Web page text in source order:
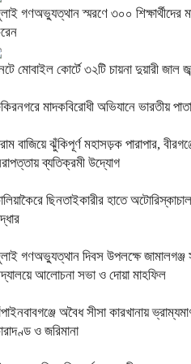
গণঅভ্যুত্থান স্মরণে ৩০০ শিক্ষার্থীদের
মোবাইল কোর্টে ৩২টি চায়না দুয়ারী জাল
মাদকবিরোধী অভিযানে ভারতীয়
বাজিয়ে ঝুঁকিপূর্ণ মহাসড়ক পারাপার, বীরগঞ্জে
ব্যতিক্রমী উদ্যোগ
ছিনতাইকারীর হাতে
গণঅভ্যুত্থান দিবস উপলক্ষে জামালগঞ্জ
আলোচনা সভা ও দোয়া মাহফিল
অবৈধ সীসা কারখানায়
ও জরিমানা